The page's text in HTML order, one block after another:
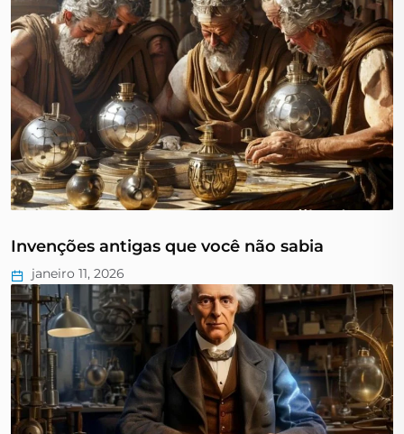
Invenções antigas que você não sabia
janeiro 11, 2026